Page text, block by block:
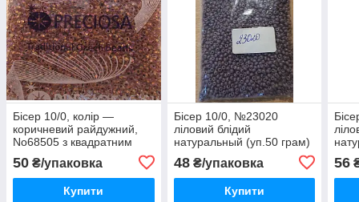
Бісер 10/0, колір —
коричневий райдужний,
No68505 з квадратним
50 ₴/упаковка
Купити
Бісер 10/0, №23020
ліловий блідий
натуральный (уп.50 грам)
48₴/упаковка
Купити
56